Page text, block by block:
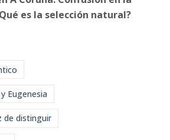
es la selección natural?
Eugenesia
de distinguir